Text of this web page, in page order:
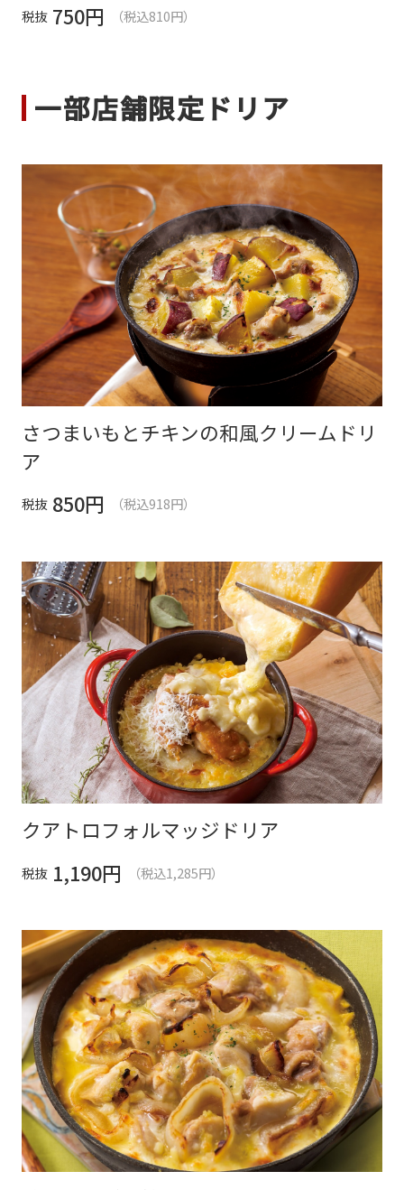
税抜 750円 （税込810円）
一部店舗限定ドリア
さつまいもとチキンの和風クリームドリ
ア
税抜 850円 （税込918円）
クアトロフォルマッジドリア
税抜 1,190円 （税込1,285円）